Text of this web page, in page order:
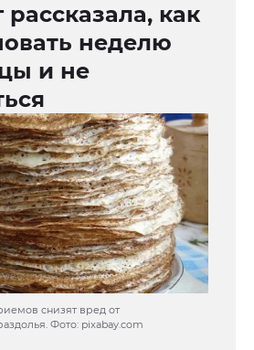
рассказала, как
неделю
и не
снизят вред от
Фото: pixabay.com